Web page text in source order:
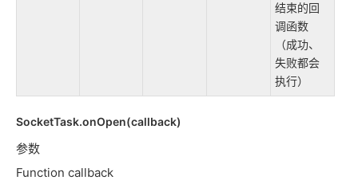
结束的回
调函数
（成功、
失败都会
执行）
SocketTask.onOpen(callback)
参数
Function callback